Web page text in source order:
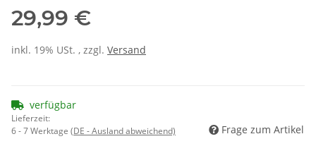
29,99 €
inkl. 19% USt. , zzgl. Versand
verfügbar
Lieferzeit:
6 - 7 Werktage (DE - Ausland abweichend) Frage zum Artikel